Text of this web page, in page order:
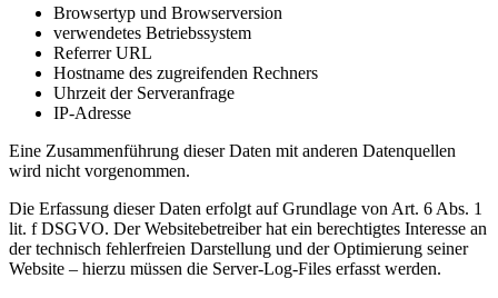
Browsertyp und Browserversion
verwendetes Betriebssystem
Referrer URL
Hostname des zugreifenden Rechners
Uhrzeit der Serveranfrage
IP-Adresse
Eine Zusammenführung dieser Daten mit anderen Datenquellen
wird nicht vorgenommen.
Die Erfassung dieser Daten erfolgt auf Grundlage von Art. 6 Abs. 1
lit. f DSGVO. Der Websitebetreiber hat ein berechtigtes Interesse an
der technisch fehlerfreien Darstellung und der Optimierung seiner
Website – hierzu müssen die Server-Log-Files erfasst werden.